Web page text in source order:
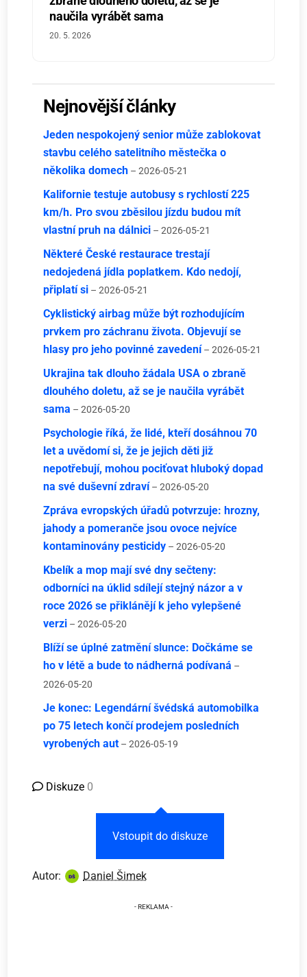
naučila vyrábět sama
20. 5. 2026
Nejnovější články
Jeden nespokojený senior může zablokovat
stavbu celého satelitního městečka o
několika domech – 2026-05-21
Kalifornie testuje autobusy s rychlostí 225
km/h. Pro svou zběsilou jízdu budou mít
vlastní pruh na dálnici – 2026-05-21
Některé České restaurace trestají
nedojedená jídla poplatkem. Kdo nedojí,
připlatí si – 2026-05-21
Cyklistický airbag může být rozhodujícím
prvkem pro záchranu života. Objevují se
hlasy pro jeho povinné zavedení – 2026-05-21
Ukrajina tak dlouho žádala USA o zbraně
dlouhého doletu, až se je naučila vyrábět
sama – 2026-05-20
Psychologie říká, že lidé, kteří dosáhnou 70
let a uvědomí si, že je jejich děti již
nepotřebují, mohou pociťovat hluboký dopad
na své duševní zdraví – 2026-05-20
Zpráva evropských úřadů potvrzuje: hrozny,
jahody a pomeranče jsou ovoce nejvíce
kontaminovány pesticidy – 2026-05-20
Kbelík a mop mají své dny sečteny:
odborníci na úklid sdílejí stejný názor a v
roce 2026 se přiklánějí k jeho vylepšené
verzi – 2026-05-20
Blíží se úplné zatmění slunce: Dočkáme se
ho v létě a bude to nádherná podívaná –
2026-05-20
Je konec: Legendární švédská automobilka
po 75 letech končí prodejem posledních
vyrobených aut – 2026-05-19
Diskuze 0
Vstoupit do diskuze
Autor: Daniel Šimek